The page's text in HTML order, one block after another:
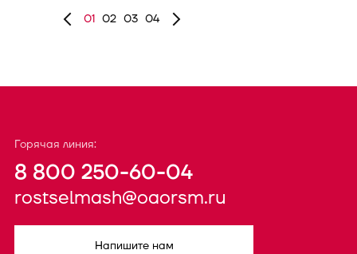
свободно обходят препятствия — пни и
крупные камни.
01 02 03 04
Горячая линия:
8 800 250-60-04
rostselmash@oaorsm.ru
Напишите нам